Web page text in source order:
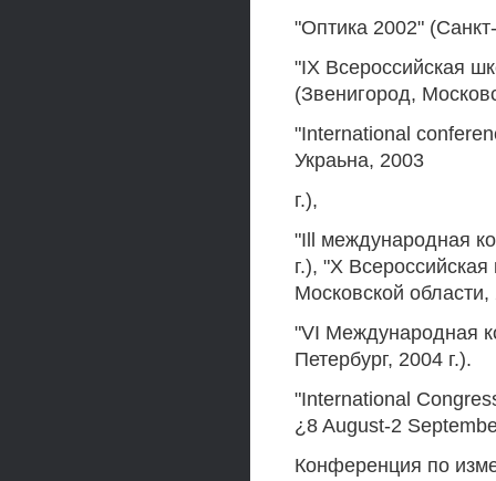
"Оптика 2002"
"IX Всероссийская
(Звенигород,
"International
Украьна, 2003
г.),
"Ill международная
г.), "X
Московской области,
"VI Международная
Петербург, 2004 г.).
"International
¿8 August-2
Конференция по